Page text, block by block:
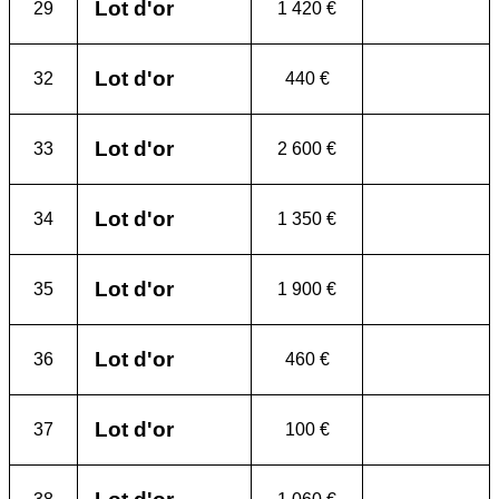
29 Lot d'or 1 420 €
32 Lot d'or 440 €
33 Lot d'or 2 600 €
34 Lot d'or 1 350 €
35 Lot d'or 1 900 €
36 Lot d'or 460 €
37 Lot d'or 100 €